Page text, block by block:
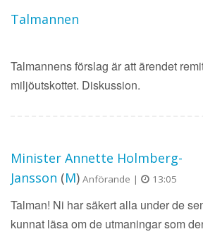
Talmannen
Talmannens förslag är att ärendet
miljöutskottet. Diskussion.
Minister Annette Holmberg-
Jansson (M) Anförande | 13:05
Talman! Ni har säkert alla under de
kunnat läsa om de utmaningar som